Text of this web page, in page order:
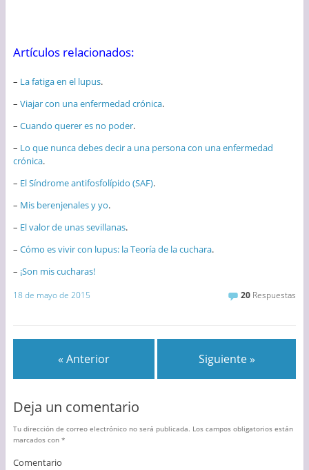
Artículos relacionados:
– La fatiga en el lupus.
– Viajar con una enfermedad crónica.
– Cuando querer es no poder.
– Lo que nunca debes decir a una persona con una enfermedad
crónica.
– El Síndrome antifosfolípido (SAF).
– Mis berenjenales y yo.
– El valor de unas sevillanas.
– Cómo es vivir con lupus: la Teoría de la cuchara.
– ¡Son mis cucharas!
18 de mayo de 2015 20 Respuestas
« Anterior Siguiente »
Deja un comentario
Tu dirección de correo electrónico no será publicada. Los campos obligatorios están
marcados con *
Comentario